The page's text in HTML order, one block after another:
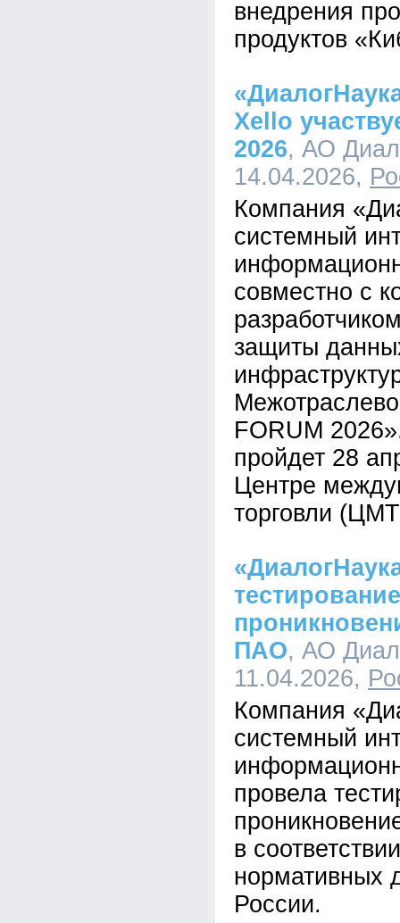
внедрения
продуктов
Xello
2026, АО
14.04.2026,
Компания
системный
совместно с
защиты
FORUM
пройдет 28
Центре
торговли
ПАО, АО
11.04.2026,
Компания
системный
провела
в
нормативных
России.